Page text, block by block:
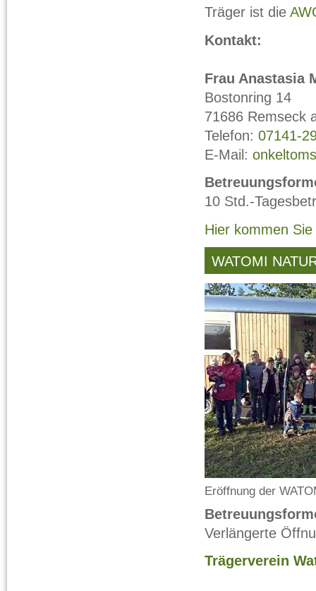
Träger ist die
Kontakt:
Frau Anastasia
Bostonring 14
71686 Remseck
Telefon: 07141-
E-Mail:
10 Std.-
Hier kommen
WATOMI
Eröffnung der
Verlängerte
Trägerverein